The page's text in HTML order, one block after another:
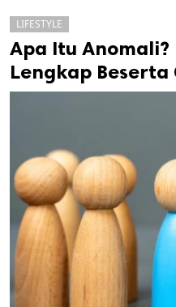
cipta.
LIFESTYLE
Apa Itu Anomali?
Lengkap Beserta